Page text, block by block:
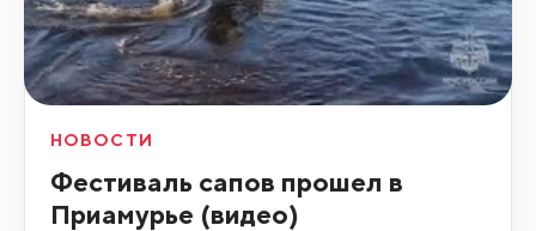
НОВОСТИ
Фестиваль сапов прошел в
Приамурье (видео)